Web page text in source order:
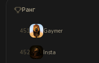
Ранг
4519 Gaymer
4520 Insta